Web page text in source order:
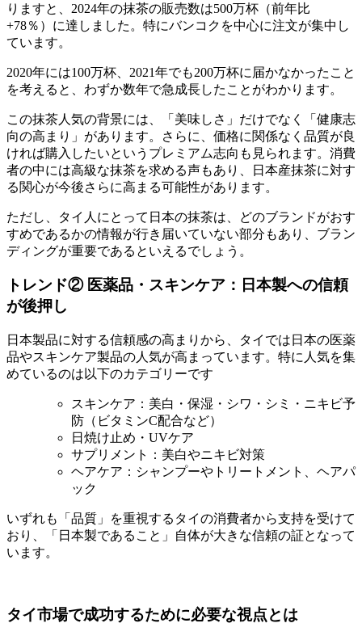
りますと、2024年の抹茶の販売数は500万杯（前年比
+78％）に達しました。特にバンコクを中心に注文が集中し
ています。
2020年には100万杯、2021年でも200万杯に届かなかったこと
を考えると、わずか数年で急成長したことがわかります。
この抹茶人気の背景には、「美味しさ」だけでなく「健康志
向の高まり」があります。さらに、価格に関係なく品質が良
ければ購入したいというプレミアム志向も見られます。消費
者の中には高級な抹茶を求める声もあり、日本産抹茶に対す
る関心が今後さらに高まる可能性があります。
ただし、タイ人にとって日本の抹茶は、どのブランドがおす
すめであるかの情報が行き届いていない部分もあり、ブラン
ディングが重要であるといえるでしょう。
トレンド② 医薬品・スキンケア：日本製への信頼
が後押し
日本製品に対する信頼感の高まりから、タイでは日本の医薬
品やスキンケア製品の人気が高まっています。特に人気を集
めているのは以下のカテゴリーです
スキンケア：美白・保湿・シワ・シミ・ニキビ予
防（ビタミンC配合など）
日焼け止め・UVケア
サプリメント：美白やニキビ対策
ヘアケア：シャンプーやトリートメント、ヘアパ
ック
いずれも「品質」を重視するタイの消費者から支持を受けて
おり、「日本製であること」自体が大きな信頼の証となって
います。
タイ市場で成功するために必要な視点とは